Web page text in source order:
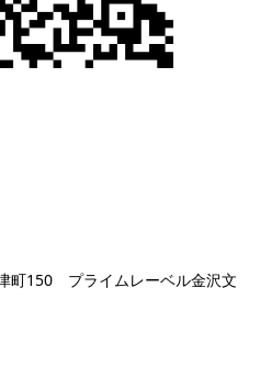
町150 プライムレーベル金沢文